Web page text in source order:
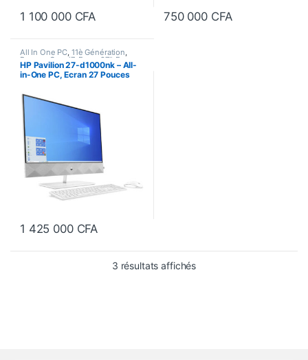
1 100 000 CFA 750 000 CFA
All In One PC, 11è Génération,
Bureau ,Core i7, Ecran 27", Ecran
tactile,Memoire Graphique dédié
Ordinateurs ,Processeur Intel
HP Pavilion 27-d1000nk – All-
in-One PC, Ecran 27 Pouces
HDD + 128Go SSD
1 425 000 CFA
3 résultats affichésTrié du plus récent au